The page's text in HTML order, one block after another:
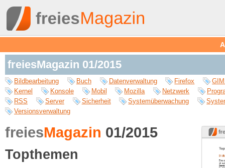
freiesMagazin 01/2015
Bildbearbeitung Buch Datenverwaltung Firefox
Kernel
Konsole Mobil Mozilla Netzwerk
RSS
Server Sicherheit Systemüberwachung
Versionsverwaltung
freiesMagazin 01/2015
Topthemen